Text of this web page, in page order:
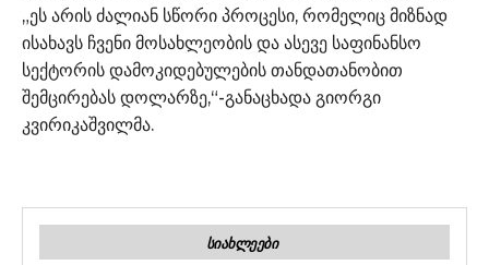
„ეს არის ძალიან სწორი პროცესი, რომელიც მიზნად
ისახავს ჩვენი მოსახლეობის და ასევე საფინანსო
სექტორის დამოკიდებულების თანდათანობით
შემცირებას დოლარზე,“-განაცხადა გიორგი
კვირიკაშვილმა.
ᲡᲘᲐᲮᲚᲔᲔᲑᲘ